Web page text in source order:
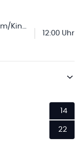
12:00 Uhr
14
22